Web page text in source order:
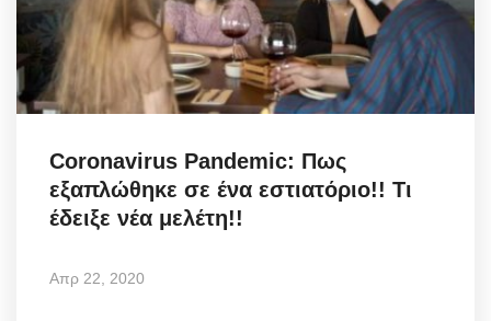
Coronavirus Pandemic: Πως
εξαπλώθηκε σε ένα εστιατόριο!! Τι
έδειξε νέα μελέτη!!
Απρ 22, 2020